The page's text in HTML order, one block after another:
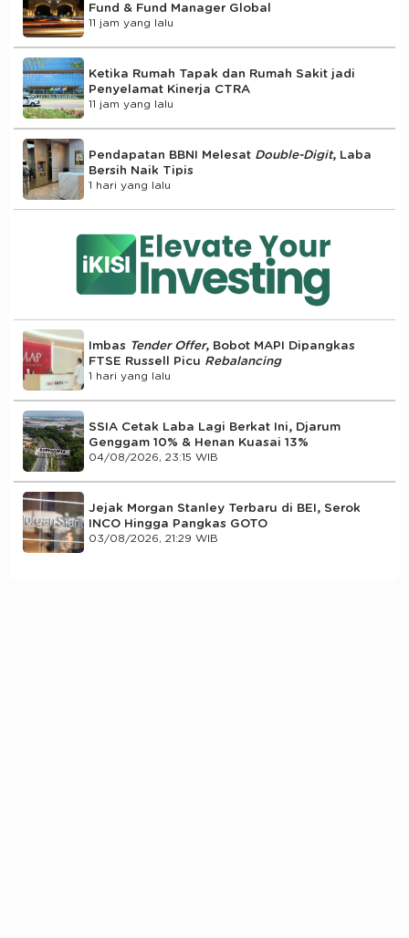
Fund & Fund Manager Global
11 jam yang lalu
Ketika Rumah Tapak dan Rumah Sakit jadi
Penyelamat Kinerja CTRA
11 jam yang lalu
Pendapatan BBNI Melesat Double-Digit, Laba
Bersih Naik Tipis
1 hari yang lalu
Imbas Tender Offer, Bobot MAPI Dipangkas
FTSE Russell Picu Rebalancing
1 hari yang lalu
SSIA Cetak Laba Lagi Berkat Ini, Djarum
Genggam 10% & Henan Kuasai 13%
04/08/2026, 23:15 WIB
Jejak Morgan Stanley Terbaru di BEI, Serok
INCO Hingga Pangkas GOTO
03/08/2026, 21:29 WIB